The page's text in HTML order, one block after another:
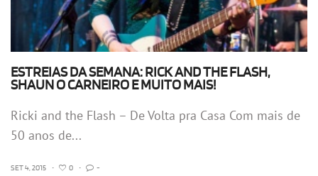
ESTREIAS DA SEMANA: RICK AND THE FLASH,
SHAUN O CARNEIRO E MUITO MAIS!
Ricki and the Flash – De Volta pra Casa Com mais de
50 anos de...
SET 4, 2015 • 0 • -